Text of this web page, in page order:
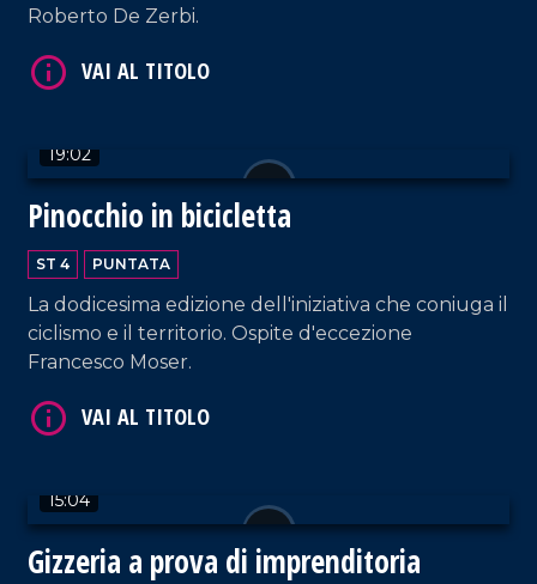
Roberto De Zerbi.
19:02
Pinocchio in bicicletta
ST 4 PUNTATA
La dodicesima edizione dell'iniziativa che coniuga il
ciclismo e il territorio. Ospite d'eccezione
Francesco Moser.
15:04
Gizzeria a prova di imprenditoria
VAI AL TITOLO
VAI AL TITOLO